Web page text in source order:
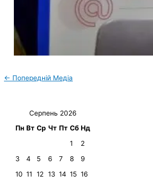
← Попередній Медіа
Серпень 2026
Пн Вт Ср Чт Пт Сб Нд
1
2
3
4 5 6 7 8
9
10 11 12 13 14 15 16